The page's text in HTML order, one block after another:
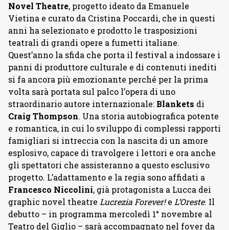
Novel Theatre, progetto ideato da Emanuele
Vietina e curato da Cristina Poccardi, che in questi
anni ha selezionato e prodotto le trasposizioni
teatrali di grandi opere a fumetti italiane.
Quest’anno la sfida che porta il festival a indossare i
panni di produttore culturale e di contenuti inediti
si fa ancora più emozionante perché per la prima
volta sarà portata sul palco l’opera di uno
straordinario autore internazionale: Blankets di
Craig Thompson. Una storia autobiografica potente
e romantica, in cui lo sviluppo di complessi rapporti
famigliari si intreccia con la nascita di un amore
esplosivo, capace di travolgere i lettori e ora anche
gli spettatori che assisteranno a questo esclusivo
progetto. L’adattamento e la regia sono affidati a
Francesco Niccolini, già protagonista a Lucca dei
graphic novel theatre Lucrezia Forever!e L’Oreste. Il
debutto – in programma mercoledì 1° novembre al
Teatro del Giglio – sarà accompagnato nel foyer da